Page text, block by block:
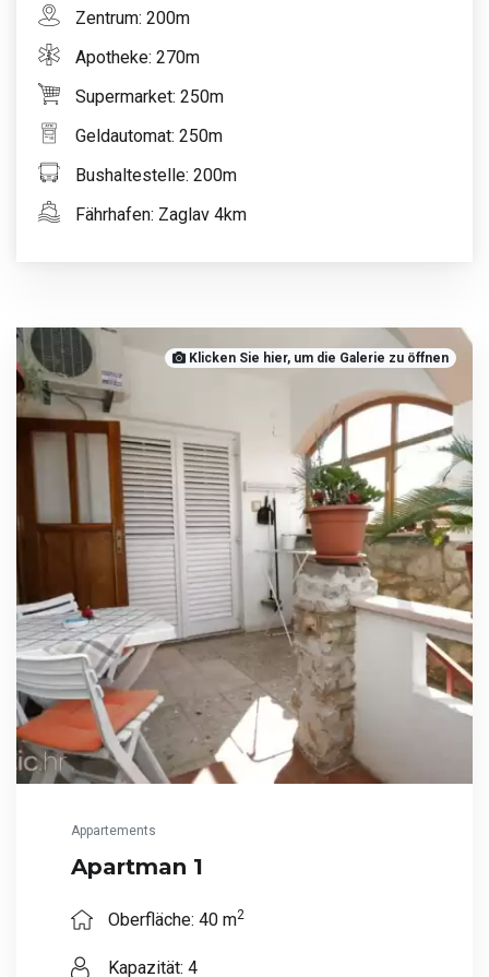
Zentrum: 200m
Apotheke: 270m
Supermarket: 250m
Geldautomat: 250m
Bushaltestelle: 200m
Fährhafen: Zaglav 4km
Klicken Sie hier, um die Galerie zu öffnen
Appartements
Apartman 1
Oberfläche: 40 m2
Kapazität: 4